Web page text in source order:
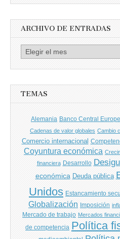
ARCHIVO DE ENTRADAS
Archivo
TEMAS
Alemania Banco Central
Cadenas de valor globales Cambio
Comercio internacional
Coyuntura económica
financiera Desarrollo
económica Deuda pública
Unidos Estancamiento
Globalización Imposición
Mercado de trabajo Mercados
de competencia Política